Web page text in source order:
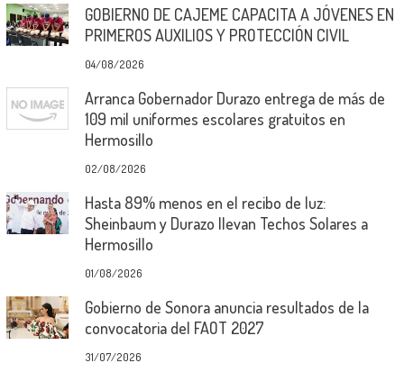
GOBIERNO DE CAJEME CAPACITA A JÓVENES EN
PRIMEROS AUXILIOS Y PROTECCIÓN CIVIL
04/08/2026
Arranca Gobernador Durazo entrega de más de
109 mil uniformes escolares gratuitos en
Hermosillo
02/08/2026
Hasta 89% menos en el recibo de luz:
Sheinbaum y Durazo llevan Techos Solares a
Hermosillo
01/08/2026
Gobierno de Sonora anuncia resultados de la
convocatoria del FAOT 2027
31/07/2026